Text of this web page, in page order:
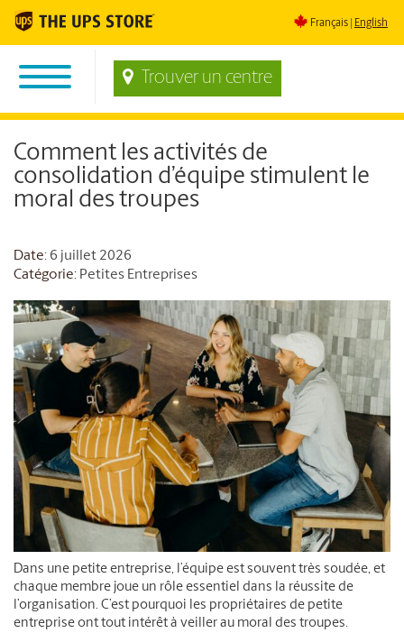
Français English
Trouver un centre
Comment les activités de
consolidation d’équipe stimulent le
moral des troupes
Date: 6 juillet 2026
Catégorie: Petites Entreprises
Dans une petite entreprise, l’équipe est souvent très soudée, et
chaque membre joue un rôle essentiel dans la réussite de
l’organisation. C’est pourquoi les propriétaires de petite
entreprise ont tout intérêt à veiller au moral des troupes.